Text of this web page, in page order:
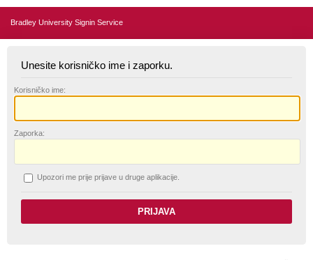
Bradley University Signin Service
Unesite korisničko ime i zaporku.
Korisničko ime:
Zaporka:
Upozori me prije prijave u druge aplikacije.